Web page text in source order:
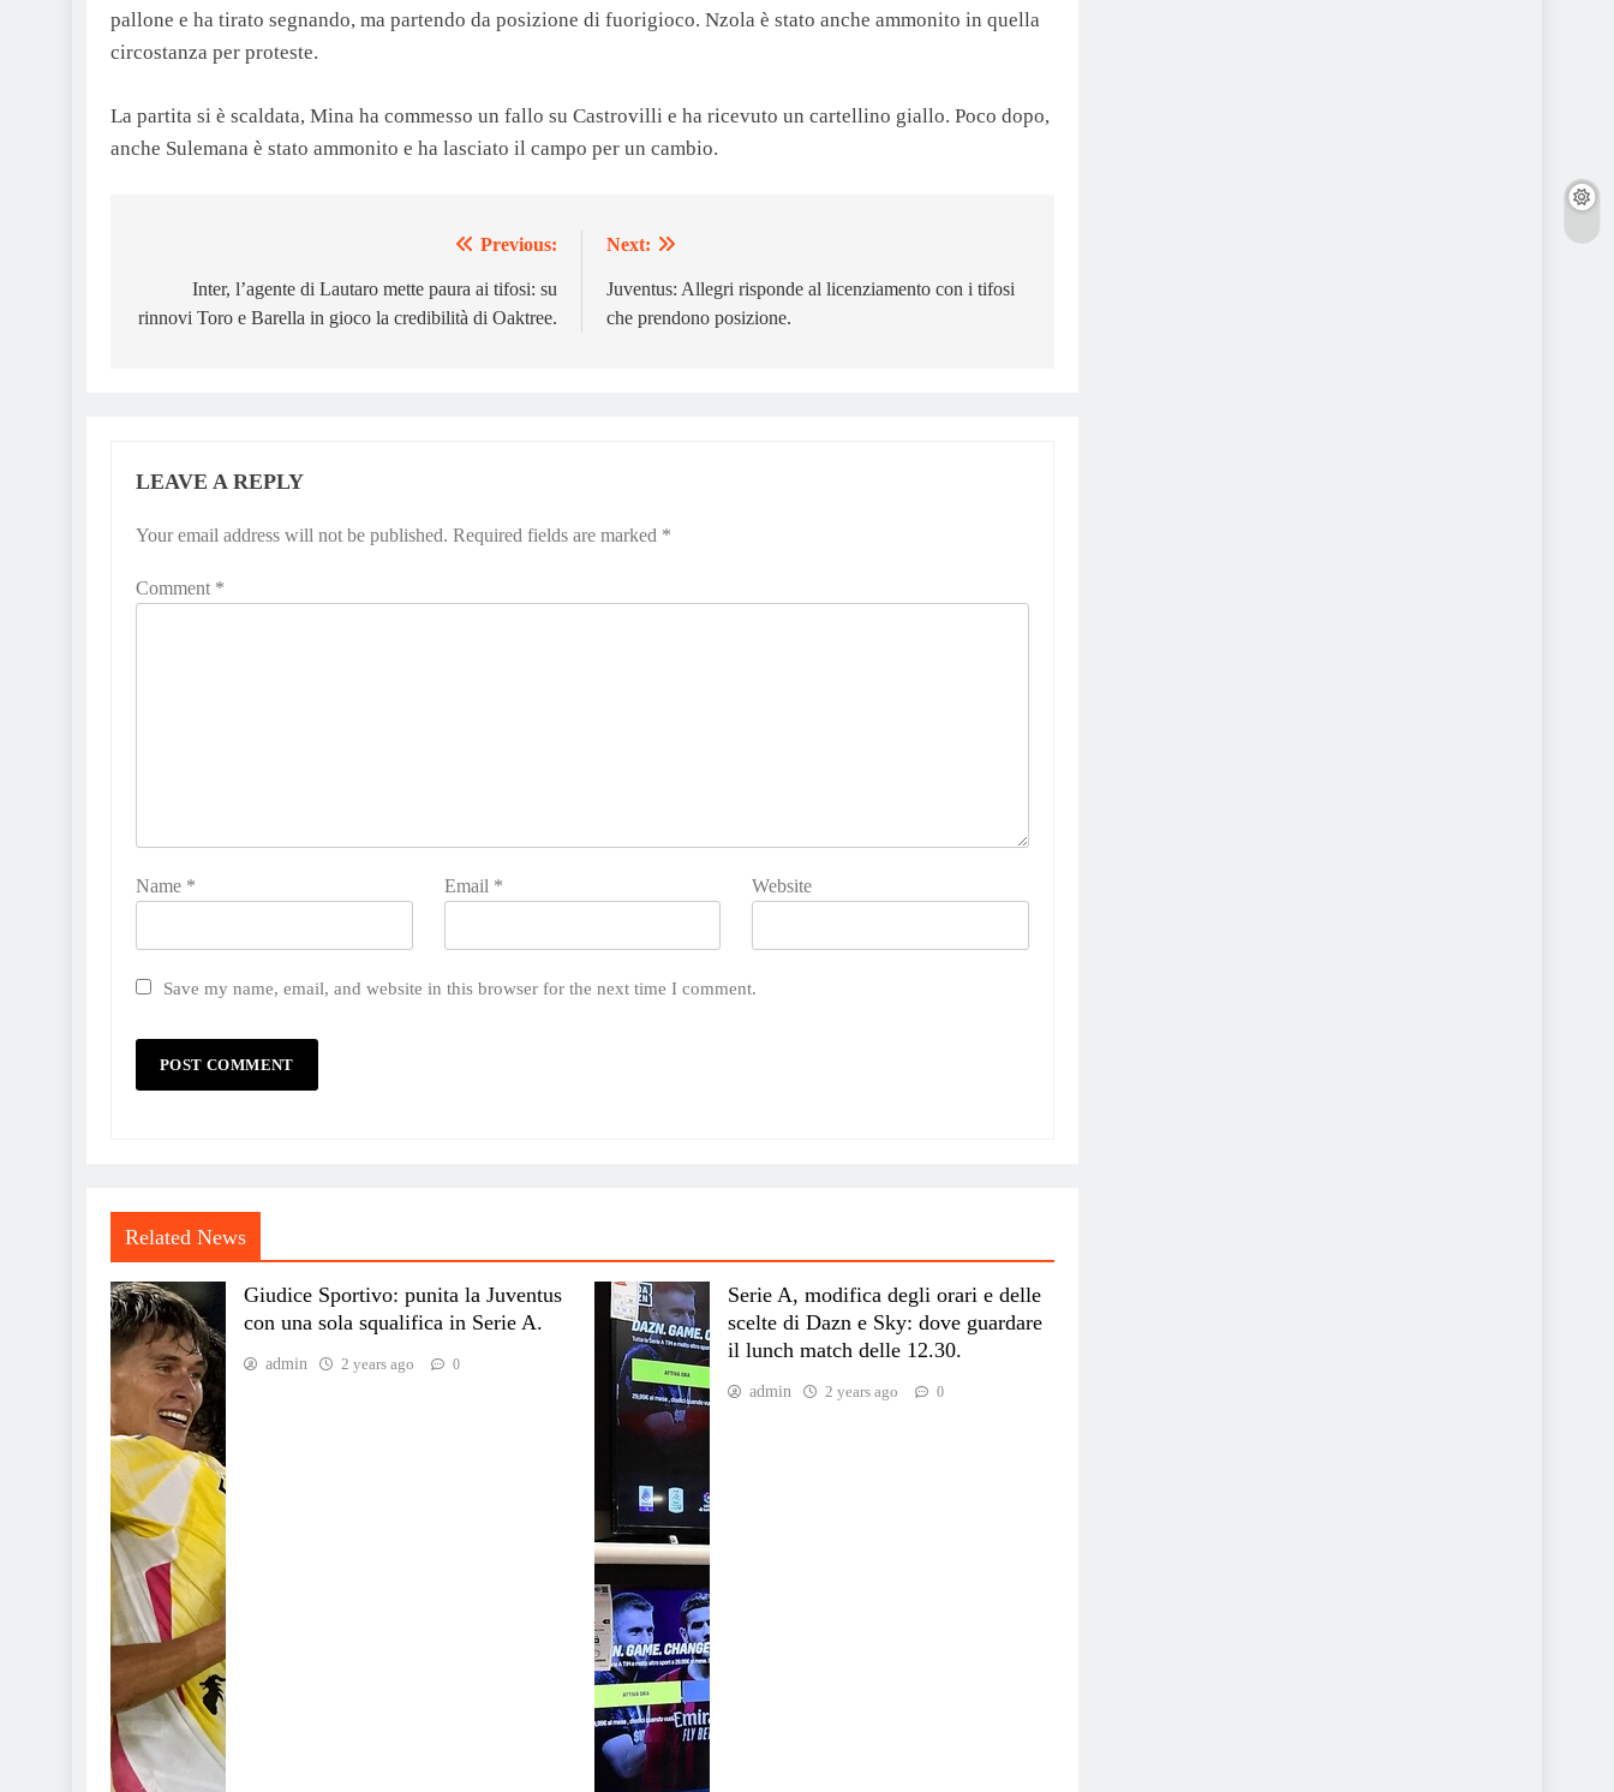
pallone e ha tirato segnando, ma partendo da posizione di fuorigioco. Nzola è stato anche ammonito in quella
circostanza per proteste.
La partita si è scaldata, Mina ha commesso un fallo su Castrovilli e ha ricevuto un cartellino giallo. Poco dopo,
anche Sulemana è stato ammonito e ha lasciato il campo per un cambio.
navigation
Previous:
Inter, l’agente di Lautaro mette paura ai tifosi: su
rinnovi Toro e Barella in gioco la credibilità di Oaktree.
Next:
Juventus: Allegri risponde al licenziamento con i tifosi
che prendono posizione.
LEAVE A REPLY
Your email address will not be published. Required fields are marked *
Comment *
Name * Email * Website
Save my name, email, and website in this browser for the next time I comment.
Related News
Giudice Sportivo: punita la Juventus
con una sola squalifica in Serie A.
admin 2 years ago 0
Serie A, modifica degli orari e delle
scelte di Dazn e Sky: dove guardare
il lunch match delle 12.30.
admin 2 years ago 0